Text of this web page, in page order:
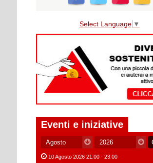
Select Language ▼
Eventi e iniziative
10 Agosto 2026 21:00 - 23:00